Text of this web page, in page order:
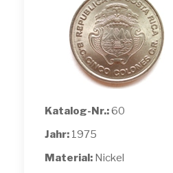
Katalog-Nr.:60
Jahr: 1975
Material: Nickel